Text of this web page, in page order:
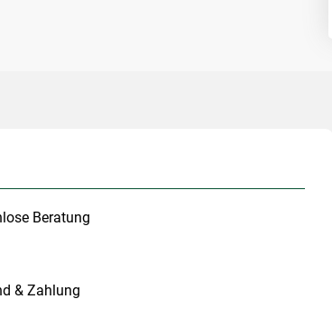
Beratung
& Zahlung